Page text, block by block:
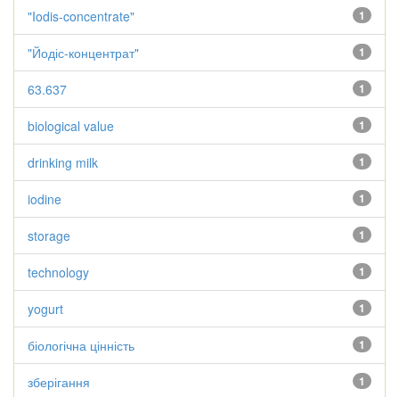
1
"Iodis-concentrate"
1
"Йодіс-концентрат"
1
63.637
1
biological value
1
drinking milk
1
iodine
1
storage
1
technology
1
yogurt
1
біологічна цінність
1
зберігання